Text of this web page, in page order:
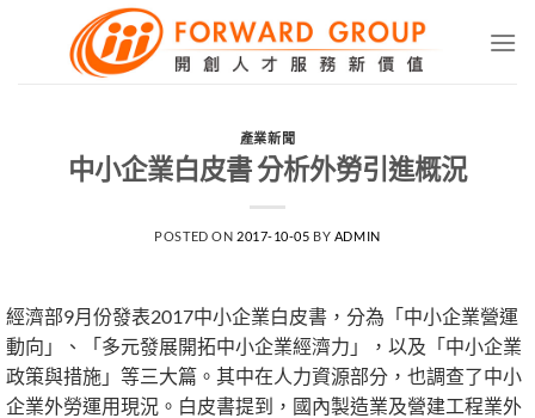
產業新聞
中小企業白皮書 分析外勞引進概況
POSTED ON 2017-10-05 BY ADMIN
經濟部9月份發表2017中小企業白皮書，分為「中小企業營運
動向」、「多元發展開拓中小企業經濟力」，以及「中小企業
政策與措施」等三大篇。其中在人力資源部分，也調查了中小
企業外勞運用現況。白皮書提到，國內製造業及營建工程業外